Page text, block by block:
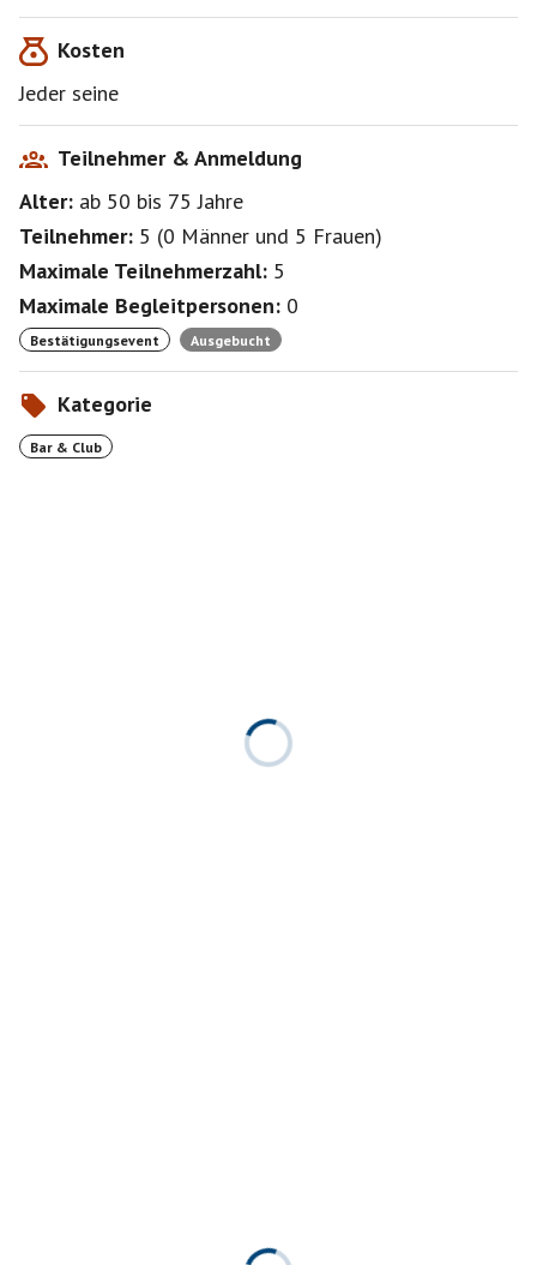
Kosten
Jeder seine
Teilnehmer & Anmeldung
Alter: ab 50 bis 75Jahre
Teilnehmer: 5 (0 Männer und 5 Frauen)
Maximale Teilnehmerzahl: 5
Maximale Begleitpersonen: 0
Bestätigungsevent Ausgebucht
Kategorie
Bar & Club